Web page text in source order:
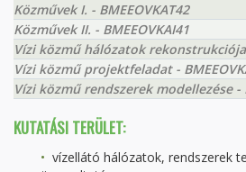
Közművek I. - BMEEOVKAT42
Közművek II. - BMEEOVKAI41
Vízi közmű hálózatok rekonstrukciója
Vízi közmű projektfeladat -
Vízi közmű rendszerek modellezése -
KUTATÁSI TERÜLET:
vízellátó hálózatok, rendszerek